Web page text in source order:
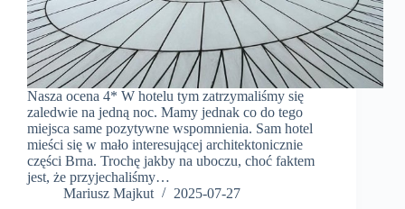
Nasza ocena 4* W hotelu tym zatrzymaliśmy się
zaledwie na jedną noc. Mamy jednak co do tego
miejsca same pozytywne wspomnienia. Sam hotel
mieści się w mało interesującej architektonicznie
części Brna. Trochę jakby na uboczu, choć faktem
jest, że przyjechaliśmy…
Mariusz Majkut
2025-07-27